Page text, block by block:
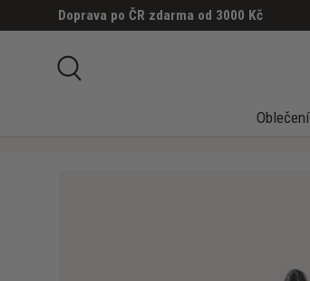
PŘESKOČIT NA OBSAH
Doprava po ČR zdarma od 3000 Kč
Oblečení